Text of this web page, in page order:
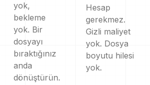
yok,
bekleme
yok. Bir
dosyayı
bıraktığınız
anda
dönüştürün.
Hesap
gerekmez.
Gizli maliyet
yok. Dosya
boyutu hilesi
yok.